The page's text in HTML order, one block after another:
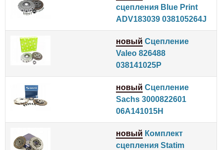
сцепления Blue Print
ADV183039 038105264J
новый Сцепление
Valeo 826488
038141025P
новый Сцепление
Sachs 3000822601
06A141015H
новый Комплект
сцепления Statim